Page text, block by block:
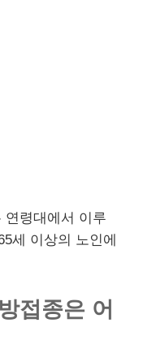
연령대에서 이루
세 이상의 노인에
접종은 어